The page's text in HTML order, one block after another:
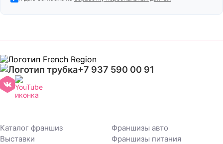
+7 937 590 00 91
Каталог франшиз
Выставки
Франшизы авто
Франшизы питания